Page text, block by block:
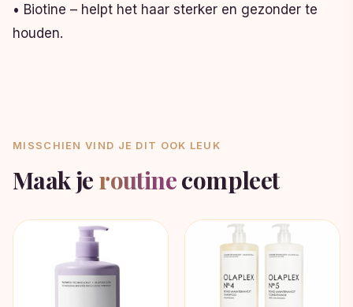
• Biotine – helpt het haar sterker en gezonder te
houden.
MISSCHIEN VIND JE DIT OOK LEUK
Maak je routinecompleet